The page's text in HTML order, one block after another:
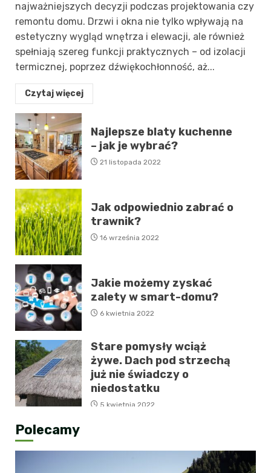
najważniejszych decyzji podczas projektowania czy
remontu domu. Drzwi i okna nie tylko wpływają na
estetyczny wygląd wnętrza i elewacji, ale również
spełniają szereg funkcji praktycznych – od izolacji
termicznej, poprzez dźwiękochłonność, aż...
Czytaj więcej
Najlepsze blaty kuchenne
– jak je wybrać?
21 listopada 2022
Jak odpowiednio zabrać o
trawnik?
16 września 2022
Jakie możemy zyskać
zalety w smart-domu?
6 kwietnia 2022
Stare pomysły wciąż
żywe. Dach pod strzechą
już nie świadczy o
niedostatku
5 kwietnia 2022
Polecamy